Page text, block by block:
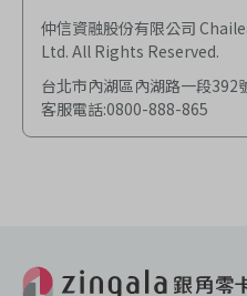
仲信資融股份有限公司
Ltd. All Rights Reserved.
台北市內湖區內湖路一段392
客服電話:0800-888-865